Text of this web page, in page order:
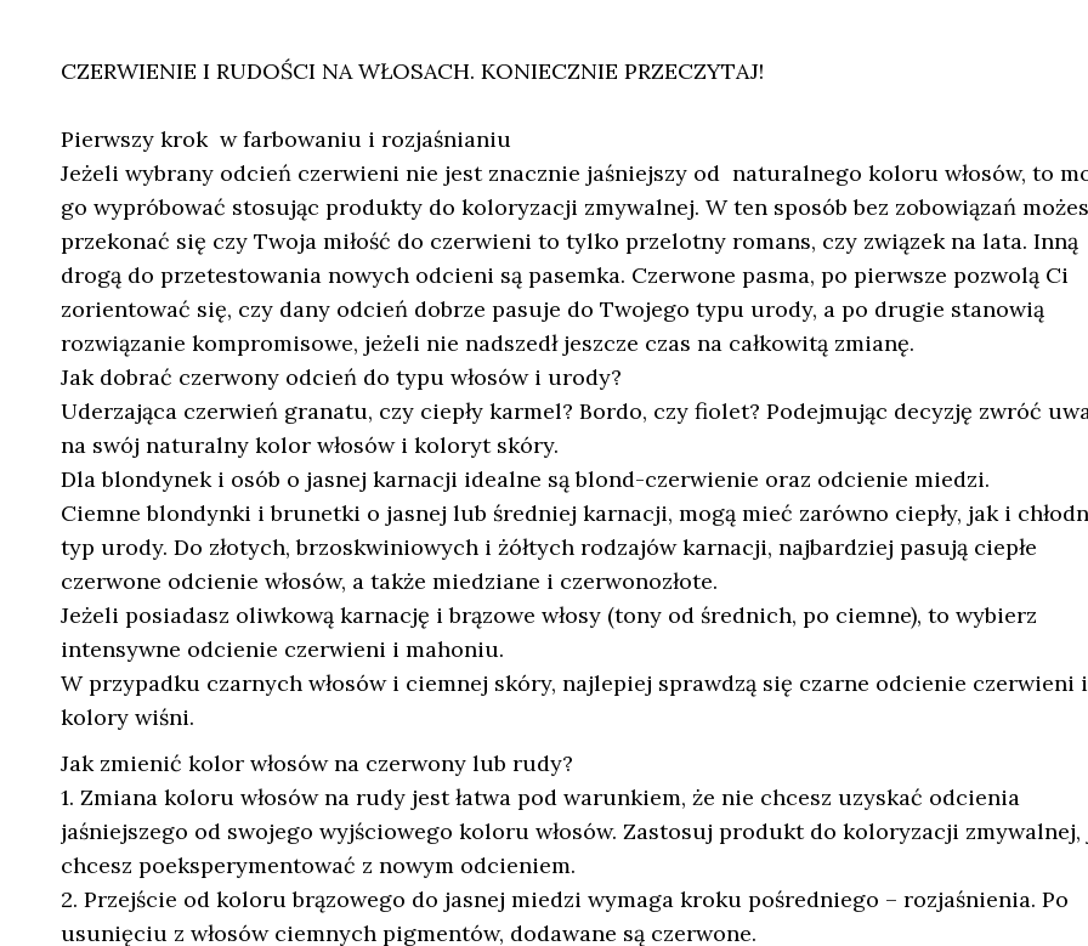
CZERWIENIE I RUDOŚCI NA WŁOSACH. KONIECZNIE PRZECZYTAJ!
Pierwszy krok w farbowaniu i rozjaśnianiu
Jeżeli wybrany odcień czerwieni nie jest znacznie jaśniejszy od naturalnego koloru włosów, to
go wypróbować stosując produkty do koloryzacji zmywalnej. W ten sposób bez zobowiązań
przekonać się czy Twoja miłość do czerwieni to tylko przelotny romans, czy związek na lata. Inną
drogą do przetestowania nowych odcieni są pasemka. Czerwone pasma, po pierwsze pozwolą Ci
zorientować się, czy dany odcień dobrze pasuje do Twojego typu urody, a po drugie stanowią
rozwiązanie kompromisowe, jeżeli nie nadszedł jeszcze czas na całkowitą zmianę.
Jak dobrać czerwony odcień do typu włosów i urody?
Uderzająca czerwień granatu, czy ciepły karmel? Bordo, czy fiolet? Podejmując decyzję zwróć
na swój naturalny kolor włosów i koloryt skóry.
Dla blondynek i osób o jasnej karnacji idealne są blond-czerwienie oraz odcienie miedzi.
Ciemne blondynki i brunetki o jasnej lub średniej karnacji, mogą mieć zarówno ciepły, jak i
typ urody. Do złotych, brzoskwiniowych i żółtych rodzajów karnacji, najbardziej pasują ciepłe
czerwone odcienie włosów, a także miedziane i czerwonozłote.
Jeżeli posiadasz oliwkową karnację i brązowe włosy (tony od średnich, po ciemne), to wybierz
intensywne odcienie czerwieni i mahoniu.
W przypadku czarnych włosów i ciemnej skóry, najlepiej sprawdzą się czarne odcienie czerwieni i
kolory wiśni.
Jak zmienić kolor włosów na czerwony lub rudy?
1. Zmiana koloru włosów na rudy jest łatwa pod warunkiem, że nie chcesz uzyskać odcienia
jaśniejszego od swojego wyjściowego koloru włosów. Zastosuj produkt do koloryzacji zmywalnej,
chcesz poeksperymentować z nowym odcieniem.
2. Przejście od koloru brązowego do jasnej miedzi wymaga kroku pośredniego – rozjaśnienia. Po
usunięciu z włosów ciemnych pigmentów, dodawane są czerwone.